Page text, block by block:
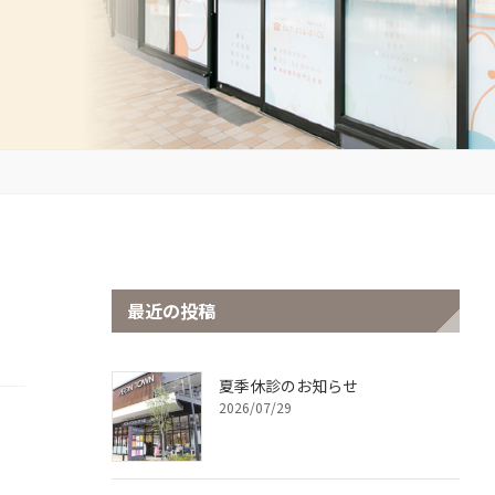
最近の投稿
夏季休診のお知らせ
2026/07/29